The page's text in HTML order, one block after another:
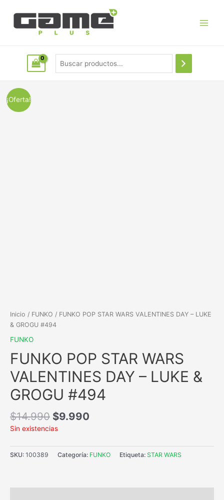
¡Oferta!
Inicio / FUNKO / FUNKO POP STAR WARS VALENTINES DAY – LUKE
& GROGU #494
FUNKO
FUNKO POP STAR WARS
VALENTINES DAY – LUKE &
GROGU #494
$14.990 $9.990
Sin existencias
SKU: 100389 Categoría: FUNKO Etiqueta: STAR WARS